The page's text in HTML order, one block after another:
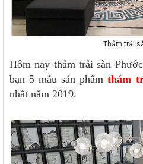
Thảm trải
Hôm nay thảm trải sàn
bạn 5 mẫu sản phẩmthảm
nhất năm 2019.